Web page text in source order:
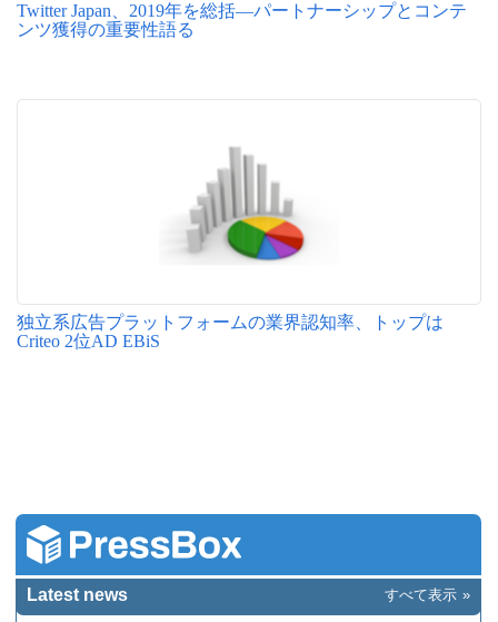
Twitter Japan、2019年を総括―パートナーシップとコンテ
ンツ獲得の重要性語る
独立系広告プラットフォームの業界認知率、トップは
Criteo 2位AD EBiS
Latest news すべて表示